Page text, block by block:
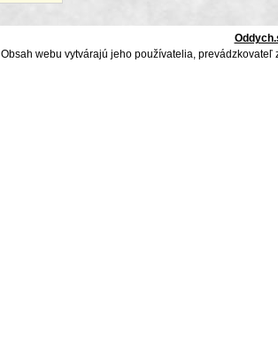
Obsah webu vytvárajú jeho používatelia,